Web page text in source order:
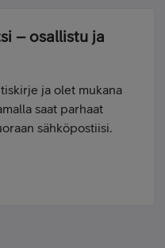
– osallistu ja
ja olet mukana
saat parhaat
sähköpostiisi.